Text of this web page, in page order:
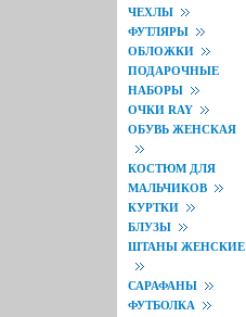
ЧЕХЛЫ
ФУТЛЯРЫ
ОБЛОЖКИ
ПОДАРОЧНЫЕ
НАБОРЫ
ОЧКИ RAY
ОБУВЬ ЖЕНСКАЯ
КОСТЮМ ДЛЯ
МАЛЬЧИКОВ
КУРТКИ
БЛУЗЫ
ШТАНЫ ЖЕНСКИЕ
САРАФАНЫ
ФУТБОЛКА